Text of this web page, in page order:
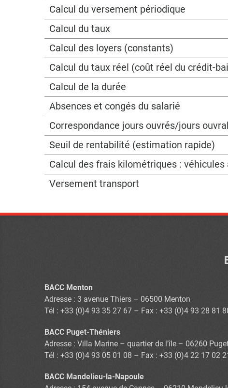
Calcul du versement périodique
Calcul du taux
Calcul des loyers (constants)
Calcul du taux réel (coût réel du crédit-
Calcul de la durée
Absences et congés du salarié
Correspondance jours ouvrés/jours
Seuil de rentabilité (estimation rapide)
Calcul des frais kilométriques :
Versement transport
BACC Menton
Adresse : 3 avenue Thiers – 06500 Menton
Tél : +33 (0)4 93 35 27 67 – Fax : +33 (0)4 93 28 81
BACC Puget-Théniers
Adresse : Villa Marine – quartier de l’île – 06260
Tél : +33 (0)4 93 05 01 08 – Fax : +33 (0)4 22 17 02
BACC Mandelieu-la-Napoule